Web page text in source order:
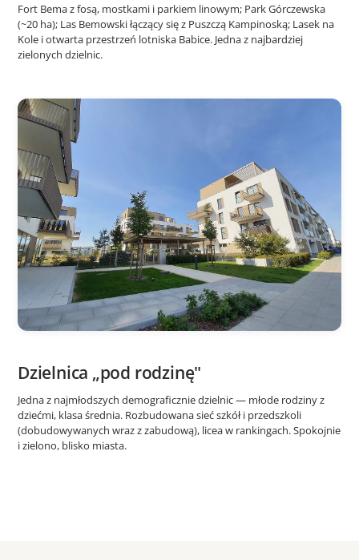
Fort Bema z fosą, mostkami i parkiem linowym; Park Górczewska
(~20 ha); Las Bemowski łączący się z Puszczą Kampinoską; Lasek na
Kole i otwarta przestrzeń lotniska Babice. Jedna z najbardziej
zielonych dzielnic.
Dzielnica „pod rodzinę"
Jedna z najmłodszych demograficznie dzielnic — młode rodziny z
dziećmi, klasa średnia. Rozbudowana sieć szkół i przedszkoli
(dobudowywanych wraz z zabudową), licea w rankingach. Spokojnie
i zielono, blisko miasta.